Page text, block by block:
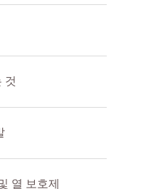
것
열 보호제